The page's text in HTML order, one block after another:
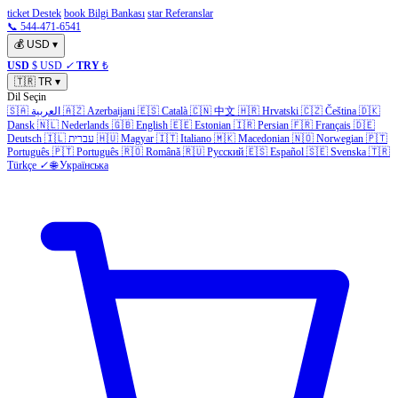
ticket Destek book Bilgi Bankası star Referanslar
📞 544-471-6541
💰 USD ▾
USD $ USD ✓ TRY ₺
🇹🇷 TR ▾
Dil Seçin
🇸🇦 العربية 🇦🇿 Azerbaijani 🇪🇸 Català 🇨🇳 中文 🇭🇷 Hrvatski 🇨🇿 Čeština 🇩🇰
Dansk 🇳🇱 Nederlands 🇬🇧 English 🇪🇪 Estonian 🇮🇷 Persian 🇫🇷 Français 🇩🇪
Deutsch 🇮🇱 עברית 🇭🇺 Magyar 🇮🇹 Italiano 🇲🇰 Macedonian 🇳🇴 Norwegian 🇵🇹
Português 🇵🇹 Português 🇷🇴 Română 🇷🇺 Русский 🇪🇸 Español 🇸🇪 Svenska 🇹🇷
Türkçe ✓ 🌐 Українська